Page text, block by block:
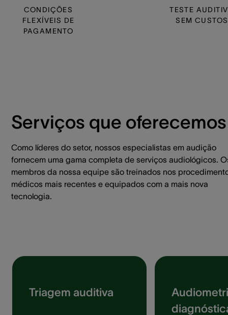
CONDIÇÕES
FLEXÍVEIS DE
PAGAMENTO
TESTE
SEM CUSTOS
Serviços que oferecemos
Como líderes do setor, nossos especialistas em audição
fornecem uma gama completa de serviços audiológicos.
membros da nossa equipe são treinados nos
médicos mais recentes e equipados com a mais nova
tecnologia.
Triagem auditiva